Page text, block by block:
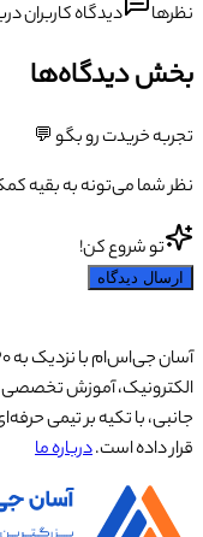
نظرها دیدگاه کاربران
بخش دیدگاه‌ها
تجربه خریدت رو بگو 💬
نظر شما می‌تونه به بقیه
تو شروع کن!
ارسال دیدگاه
الکترونیک، آموزش تخصصی
جانبی، با تکیه بر تیمی
قرار داده است.درباره ما